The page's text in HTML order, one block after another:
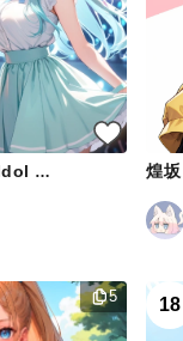
Super Tokimeki☆Idol Club 煌坂
5 18